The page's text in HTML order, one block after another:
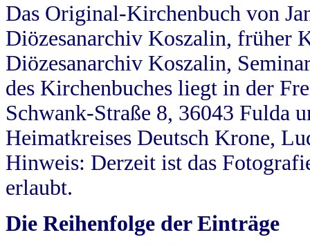
Das Original-Kirchenbuch von
Diözesanarchiv Koszalin, früher
Diözesanarchiv Koszalin,
des Kirchenbuches liegt in der
Schwank-Straße 8, 36043 Fulda
Heimatkreises Deutsch Krone,
Hinweis: Derzeit ist das
erlaubt.
Die Reihenfolge der Einträge